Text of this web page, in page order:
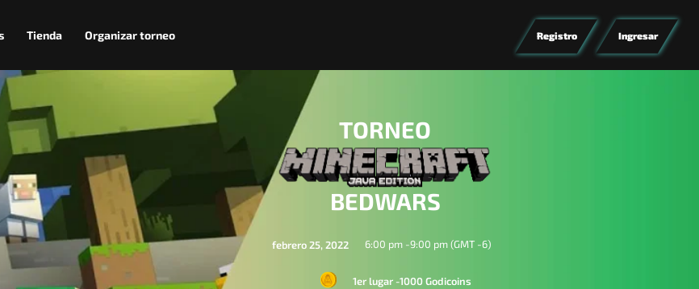
Tienda Organizar torneo Registro Ingresar
TORNEO
BEDWARS
febrero 25, 2022 6:00 pm -9:00 pm (GMT -6)
1er lugar -1000 Godicoins